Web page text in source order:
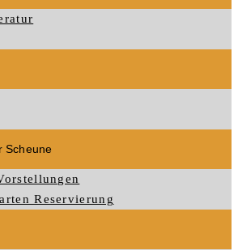
Scheune
Reservierung